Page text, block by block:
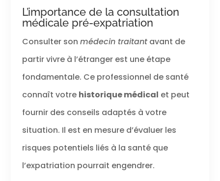
L’importance de la consultation
médicale pré-expatriation
Consulter son médecin traitantavant de
partir vivre à l’étranger est une étape
fondamentale. Ce professionnel de santé
connaît votre historique médical et peut
fournir des conseils adaptés à votre
situation. Il est en mesure d’évaluer les
risques potentiels liés à la santé que
l’expatriation pourrait engendrer.